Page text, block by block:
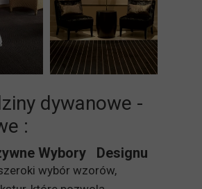
dywanowe -
:
Wybory Designu
wybór wzorów,